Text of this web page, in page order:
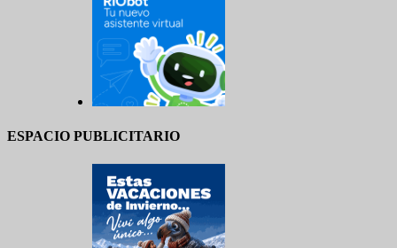
ESPACIO PUBLICITARIO